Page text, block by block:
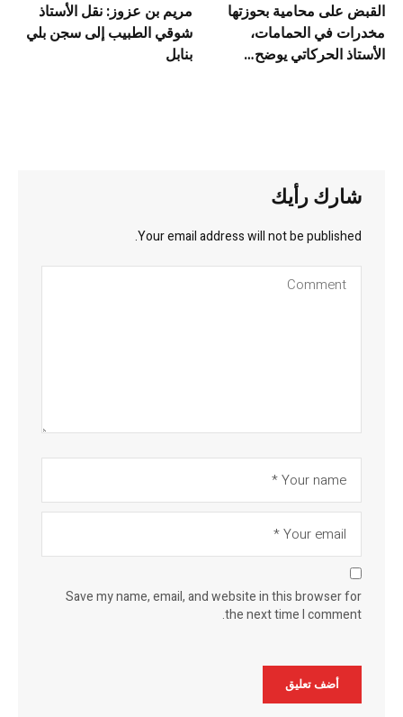
القبض على محامية بحوزتها
مخدرات في الحمامات،
الأستاذ الحركاتي يوضح…
مريم بن عزوز: نقل الأستاذ
شوقي الطبيب إلى سجن بلي
بنابل
شارك رأيك
Your email address will not be published.
Save my name, email, and website in this browser for
the next time I comment.